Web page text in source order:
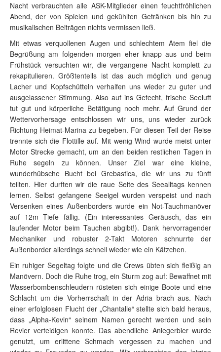
Nacht verbrauchten alle ASK-Mitglieder einen feuchtfröhlichen
Abend, der von Spielen und gekühlten Getränken bis hin zu
musikalischen Beiträgen nichts vermissen ließ.
Mit etwas verquollenen Augen und schlechtem Atem fiel die
Begrüßung am folgenden morgen eher knapp aus und beim
Frühstück versuchten wir, die vergangene Nacht komplett zu
rekapitulieren. Größtenteils ist das auch möglich und genug
Lacher und Kopfschütteln verhalfen uns wieder zu guter und
ausgelassener Stimmung. Also auf ins Gefecht, frische Seeluft
tut gut und körperliche Betätigung noch mehr. Auf Grund der
Wettervorhersage entschlossen wir uns, uns wieder zurück
Richtung Heimat-Marina zu begeben. Für diesen Teil der Reise
trennte sich die Flottille auf. Mit wenig Wind wurde meist unter
Motor Strecke gemacht, um an den beiden restlichen Tagen in
Ruhe segeln zu können. Unser Ziel war eine kleine,
wunderhübsche Bucht bei Grebastica, die wir uns zu fünft
teilten. Hier durften wir die raue Seite des Seealltags kennen
lernen. Selbst gefangene Seeigel wurden verspeist und nach
Versenken eines Außenborders wurde ein Not-Tauchmanöver
auf 12m Tiefe fällig. (Ein interessantes Geräusch, das ein
laufender Motor beim Tauchen abgibt!). Dank hervorragender
Mechaniker und robuster 2-Takt Motoren schnurrte der
Außenborder allerdings schnell wieder wie ein Kätzchen.
Ein ruhiger Segeltag folgte und die Crews übten sich fleißig an
Manövern. Doch die Ruhe trog, ein Sturm zog auf: Bewaffnet mit
Wasserbombenschleudern rüsteten sich einige Boote und eine
Schlacht um die Vorherrschaft in der Adria brach aus. Nach
einer erfolglosen Flucht der „Chantalle“ stellte sich bald heraus,
dass „Alpha-Kevin“ seinem Namen gerecht werden und sein
Revier verteidigen konnte. Das abendliche Anlegerbier wurde
genutzt, um erlittene Schmach vergessen zu machen und